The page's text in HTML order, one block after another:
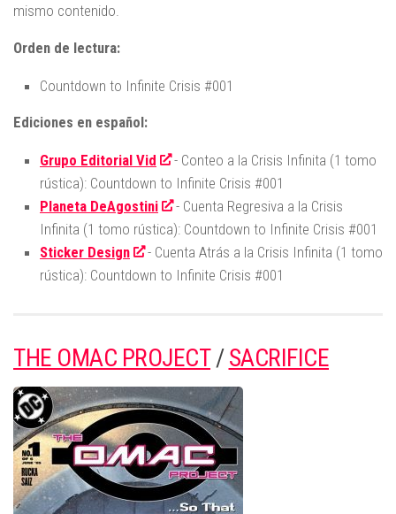
mismo contenido.
Orden de lectura:
Countdown to Infinite Crisis #001
Ediciones en español:
Grupo Editorial Vid
- Conteo a la Crisis Infinita (1 tomo
rústica): Countdown to Infinite Crisis #001
Planeta DeAgostini
- Cuenta Regresiva a la Crisis
Infinita (1 tomo rústica): Countdown to Infinite Crisis #001
Sticker Design
- Cuenta Atrás a la Crisis Infinita (1 tomo
rústica): Countdown to Infinite Crisis #001
THE OMAC PROJECT/SACRIFICE